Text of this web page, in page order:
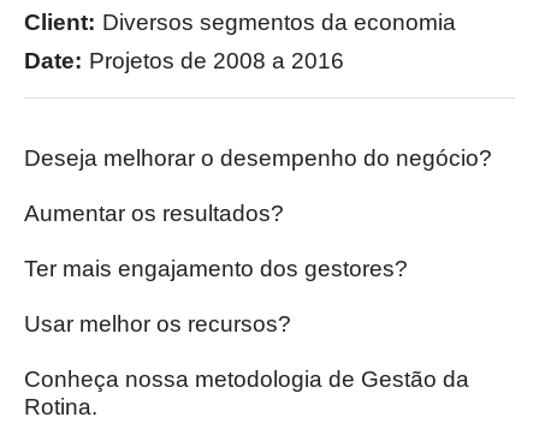
Client: Diversos segmentos da economia
Date: Projetos de 2008 a 2016
Deseja melhorar o desempenho do negócio?
Aumentar os resultados?
Ter mais engajamento dos gestores?
Usar melhor os recursos?
Conheça nossa metodologia de Gestão da
Rotina.